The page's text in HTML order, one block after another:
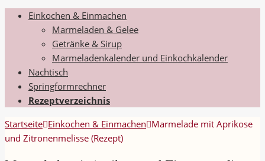
Einkochen & Einmachen
Marmeladen & Gelee
Getränke & Sirup
Marmeladenkalender und Einkochkalender
Nachtisch
Springformrechner
Rezeptverzeichnis
Startseite Einkochen & Einmachen Marmelade mit Aprikose
und Zitronenmelisse (Rezept)